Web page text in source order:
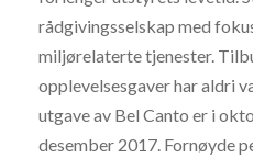
rådgivingsselskap med
miljørelaterte tjenester.
opplevelsesgaver har aldri
utgave av Bel Canto er i
desember 2017. Fornøyde